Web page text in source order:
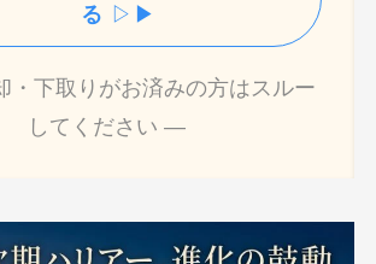
る ▷▶
下取りがお済みの方はスルー
してください ―